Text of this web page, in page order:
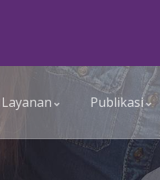
Layanan Publikasi